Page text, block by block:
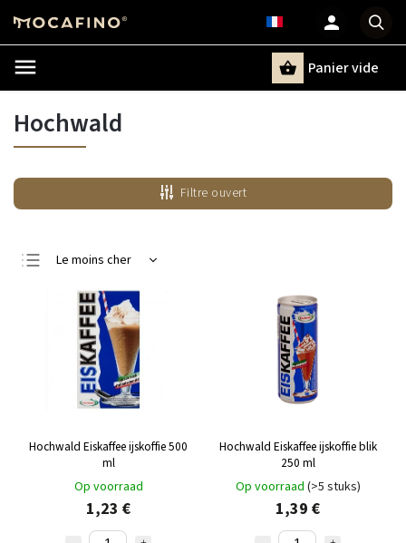
Panier vide
Hochwald
Filtre ouvert
Le moins cher
Le plus cher
Bestsellers
Alphabétiquement
Hochwald Eiskaffee ijskoffie 500
ml
Op voorraad
1,23 €
Hochwald Eiskaffee ijskoffie blik
250 ml
Op voorraad (>5 stuks)
1,39 €